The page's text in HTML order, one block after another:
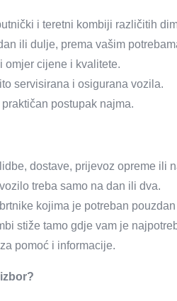
i teretni kombiji različitih
ili dulje, prema vašim
cijene i kvalitete.
servisirana i osigurana vozila.
postupak najma.
dostave, prijevoz opreme ili
treba samo na dan ili dva.
kojima je potreban
stiže tamo gdje vam je
pomoć i informacije.